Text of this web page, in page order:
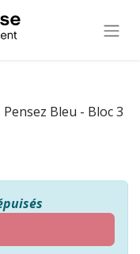
Bleu - Bloc 3